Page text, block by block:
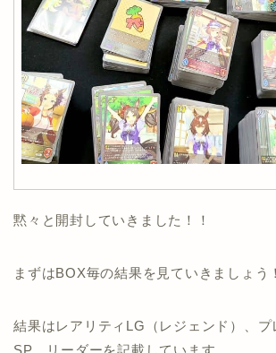
黙々と開封していきました！！
まずはBOX毎の結果を見ていきましょう
結果はレアリティLG（レジェンド）、プ
SP、リーダーを記載しています。